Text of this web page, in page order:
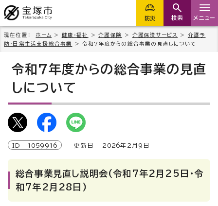
防災 検索 メニュー
現在位置： ホーム > 健康・福祉 >介護保険 > 介護保険サービス > 介護予
防・日常生活支援総合事業
> 令和7年度からの総合事業の見直しについて
令和7年度からの総合事業の見直
しについて
ID 1059916 更新日 2026年2月9日
総合事業見直し説明会(令和7年2月25日・令
和7年2月28日)